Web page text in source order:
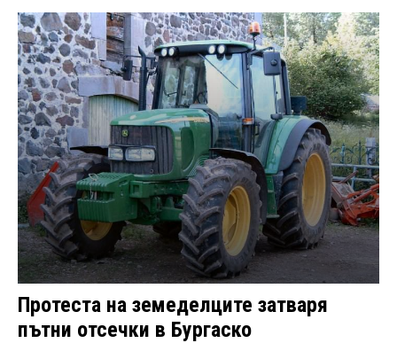
Протеста на земеделците затваря
пътни отсечки в Бургаско